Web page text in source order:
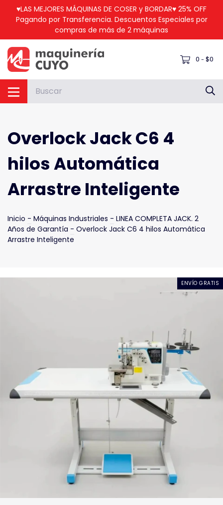
♥LAS MEJORES MÁQUINAS DE COSER y BORDAR♥ 25% OFF
Pagando por Transferencia. Descuentos Especiales por
compras de más de 2 máquinas
0 - $0
Overlock Jack C6 4
hilos Automática
Arrastre Inteligente
Inicio - Máquinas Industriales - LINEA COMPLETA JACK. 2
Años de Garantía - Overlock Jack C6 4 hilos Automática
Arrastre Inteligente
ENVÍO GRATIS